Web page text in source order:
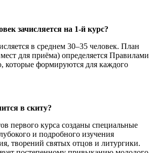
зачисляется на 1-й курс?
в среднем 30–35 человек. План
для приёма) определяется Правилами
которые формируются для каждого
в скиту?
первого курса созданы специальные
и подробного изучения
творений святых отцов и литургики.